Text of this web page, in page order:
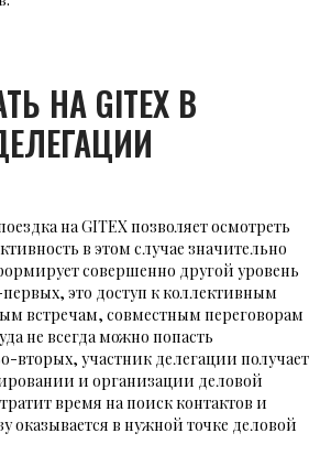
НА GITEX В
на GITEX позволяет осмотреть
в этом случае значительно
совершенно другой уровень
это доступ к коллективным
встречам, совместным переговорам
не всегда можно попасть
вторых, участник делегации получает
и организации деловой
время на поиск контактов и
оказывается в нужной точке деловой